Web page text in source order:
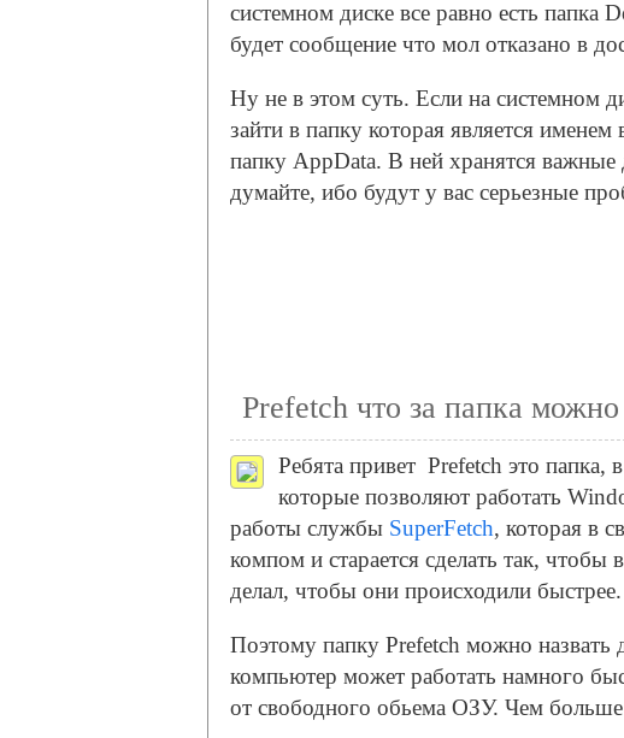
системном диске все равно есть папка
будет сообщение что мол отказано в
Ну не в этом суть. Если на системном
зайти в папку которая является
папку AppData. В ней хранятся важные
думайте, ибо будут у вас серьезные
Prefetch что за папка можно
Ребята привет Prefetch это папка,
которые позволяют работать
работы службы SuperFetch, которая в
компом и старается сделать так,
делал, чтобы они происходили быстрее.
Поэтому папку Prefetch можно назвать
компьютер может работать намного
от свободного обьема ОЗУ. Чем